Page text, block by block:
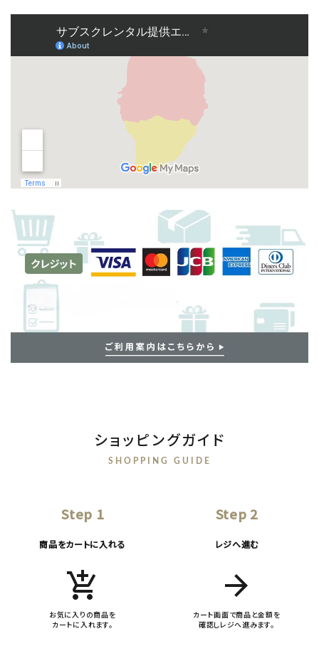
ショッピングガイド
SHOPPING GUIDE
Step 1
商品をカートに入れる
add_shopping_cart
お気に入りの商品を
カートに入れます。
Step 2
レジへ進む
arrow_forward
カート画面で商品と金額を
確認しレジへ進みます。